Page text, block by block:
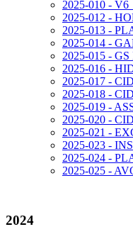
2025-010 -
2025-012 -
2025-013 -
2025-014 -
2025-015 -
2025-016 -
2025-017 -
2025-018 -
2025-019 -
2025-020 -
2025-021 -
2025-023 -
2025-024 -
2025-025 -
2024